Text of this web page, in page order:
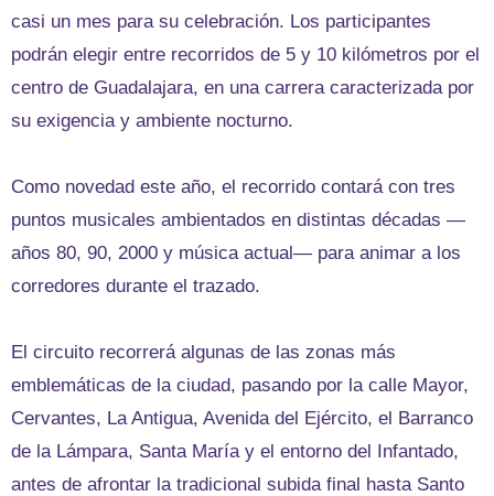
casi un mes para su celebración. Los participantes
podrán elegir entre recorridos de 5 y 10 kilómetros por el
centro de Guadalajara, en una carrera caracterizada por
su exigencia y ambiente nocturno.
Como novedad este año, el recorrido contará con tres
puntos musicales ambientados en distintas décadas —
años 80, 90, 2000 y música actual— para animar a los
corredores durante el trazado.
El circuito recorrerá algunas de las zonas más
emblemáticas de la ciudad, pasando por la calle Mayor,
Cervantes, La Antigua, Avenida del Ejército, el Barranco
de la Lámpara, Santa María y el entorno del Infantado,
antes de afrontar la tradicional subida final hasta Santo